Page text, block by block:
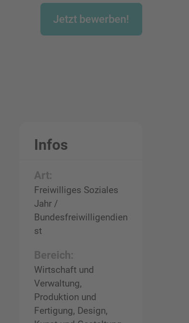
Jetzt bewerben!
Infos
Art:
Freiwilliges Soziales
Jahr /
Bundesfreiwilligendien
st
Bereich:
Wirtschaft und
Verwaltung,
Produktion und
Fertigung, Design,